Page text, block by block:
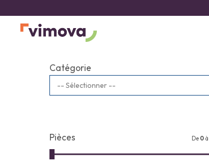
Catégorie
-- Sélectionner --
Pièces De 0 à